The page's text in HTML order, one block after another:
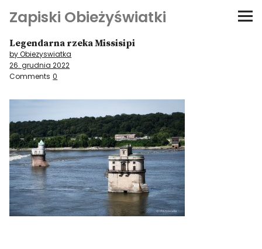
Zapiski Obieżyświatki
Podróże
Kultura i sztuka
O-fiszki
Niezwyczajne ściany
Dom na kółkach
Legendarna rzeka Missisipi
by Obiezyswiatka
26. grudnia 2022
Comments 0